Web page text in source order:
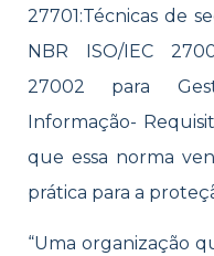
27701:Técnicas de
NBR ISO/IEC
27002 para
Informação-
que essa norma
prática para a
“Uma organização